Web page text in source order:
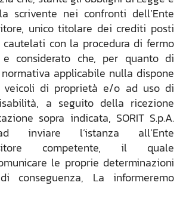
scrivente nei confronti dell’Ente
unico titolare dei crediti posti
cautelati con la procedura di fermo
e considerato che, per quanto di
applicabile nulla dispone
di proprietà e/o ad uso di
a seguito della ricezione
sopra indicata, SORIT S.p.A.
inviare l’istanza all’Ente
competente, il quale
le proprie determinazioni
La informeremo